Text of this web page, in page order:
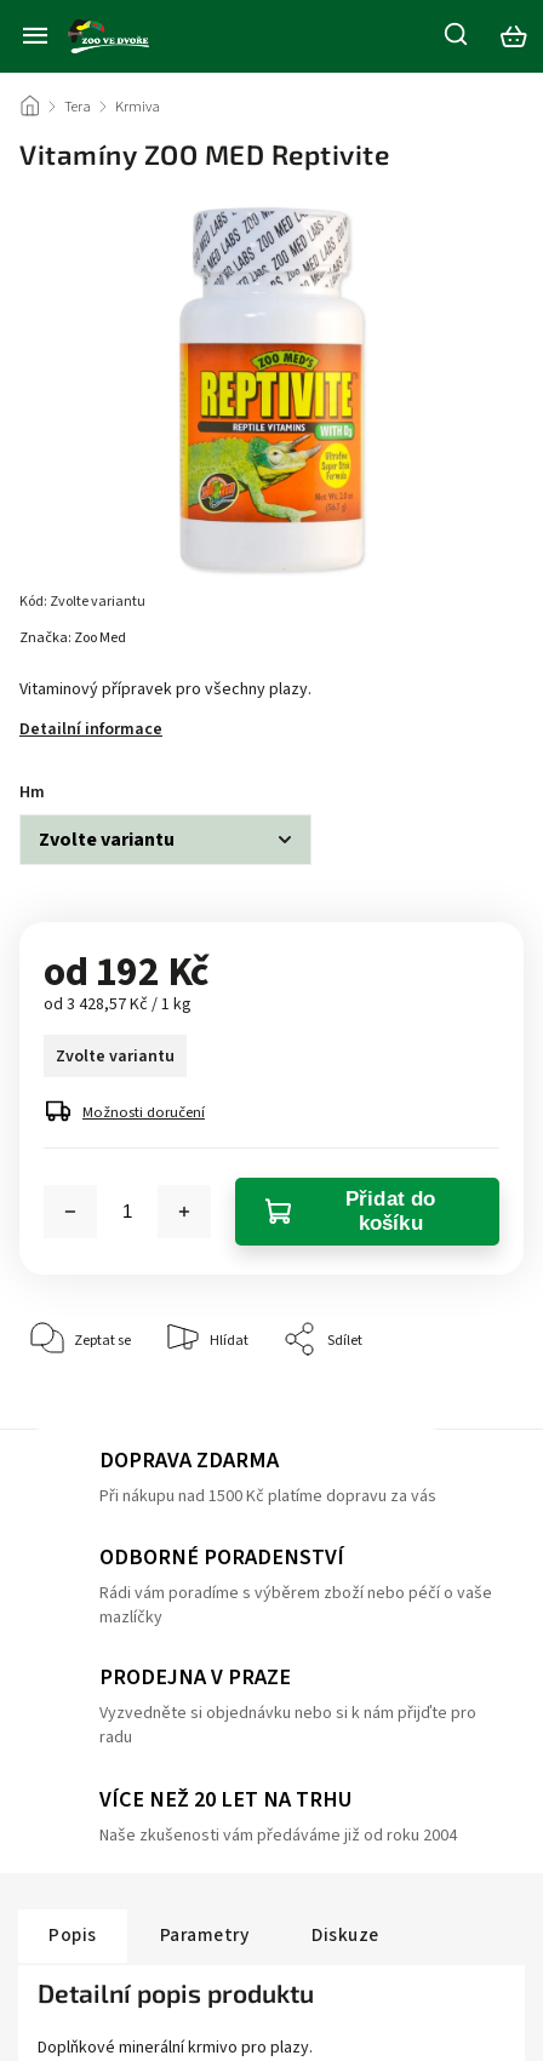
/ Tera / Krmiva
Vitamíny ZOO MED Reptivite
Kód: Zvolte variantu
Vitaminový přípravek pro všechny plazy.
Detailní informace
Značka: Zoo Med
Hm
od 192 Kč
od 3 428,57 Kč / 1 kg
Zvolte variantu
Možnosti doručení
Přidat do
košíku
Zeptat se Hlídat Sdílet
DOPRAVA ZDARMA
Při nákupu nad 1500 Kč platíme dopravu za vás
ODBORNÉ PORADENSTVÍ
Rádi vám poradíme s výběrem zboží nebo péčí o vaše
mazlíčky
PRODEJNA V PRAZE
Vyzvedněte si objednávku nebo si k nám přijďte pro
radu
VÍCE NEŽ 20 LET NA TRHU
Naše zkušenosti vám předáváme již od roku 2004
Popis Parametry Diskuze
Detailní popis produktu
Doplňkové minerální krmivo pro plazy.